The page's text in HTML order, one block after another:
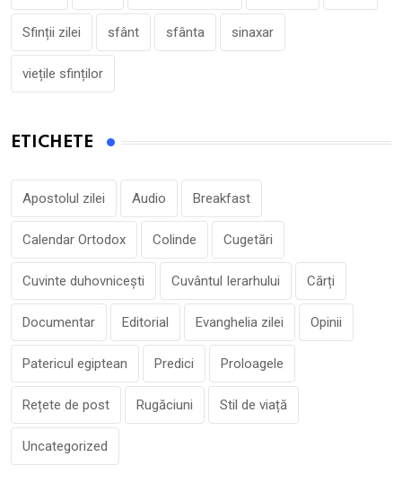
Sfinții zilei sfânt sfânta sinaxar
viețile sfinților
ETICHETE
Apostolul zilei Audio Breakfast
Calendar Ortodox Colinde Cugetări
Cuvinte duhovnicești Cuvântul Ierarhului Cărți
Documentar Editorial Evanghelia zilei Opinii
Patericul egiptean Predici Proloagele
Rețete de post Rugăciuni Stil de viață
Uncategorized